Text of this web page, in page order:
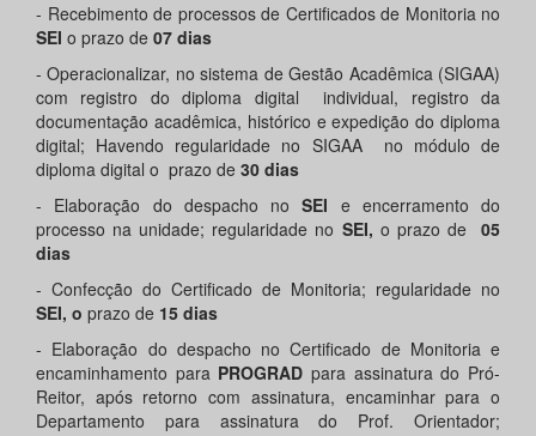
- Recebimento de processos de Certificados de Monitoria no
SEI o prazo de 07 dias
- Operacionalizar, no sistema de Gestão Acadêmica (SIGAA)
com registro do diploma digital individual, registro da
documentação acadêmica, histórico e expedição do diploma
digital; Havendo regularidade no SIGAA no módulo de
diploma digital o prazo de 30 dias
- Elaboração do despacho no SEI e encerramento do
processo na unidade; regularidade no SEI, o prazo de
05
dias
- Confecção do Certificado de Monitoria; regularidade no
SEI, o prazo de 15 dias
- Elaboração do despacho no Certificado de Monitoria e
encaminhamento para PROGRAD para assinatura do Pró-
Reitor, após retorno com assinatura, encaminhar para o
Departamento para assinatura do Prof. Orientador;